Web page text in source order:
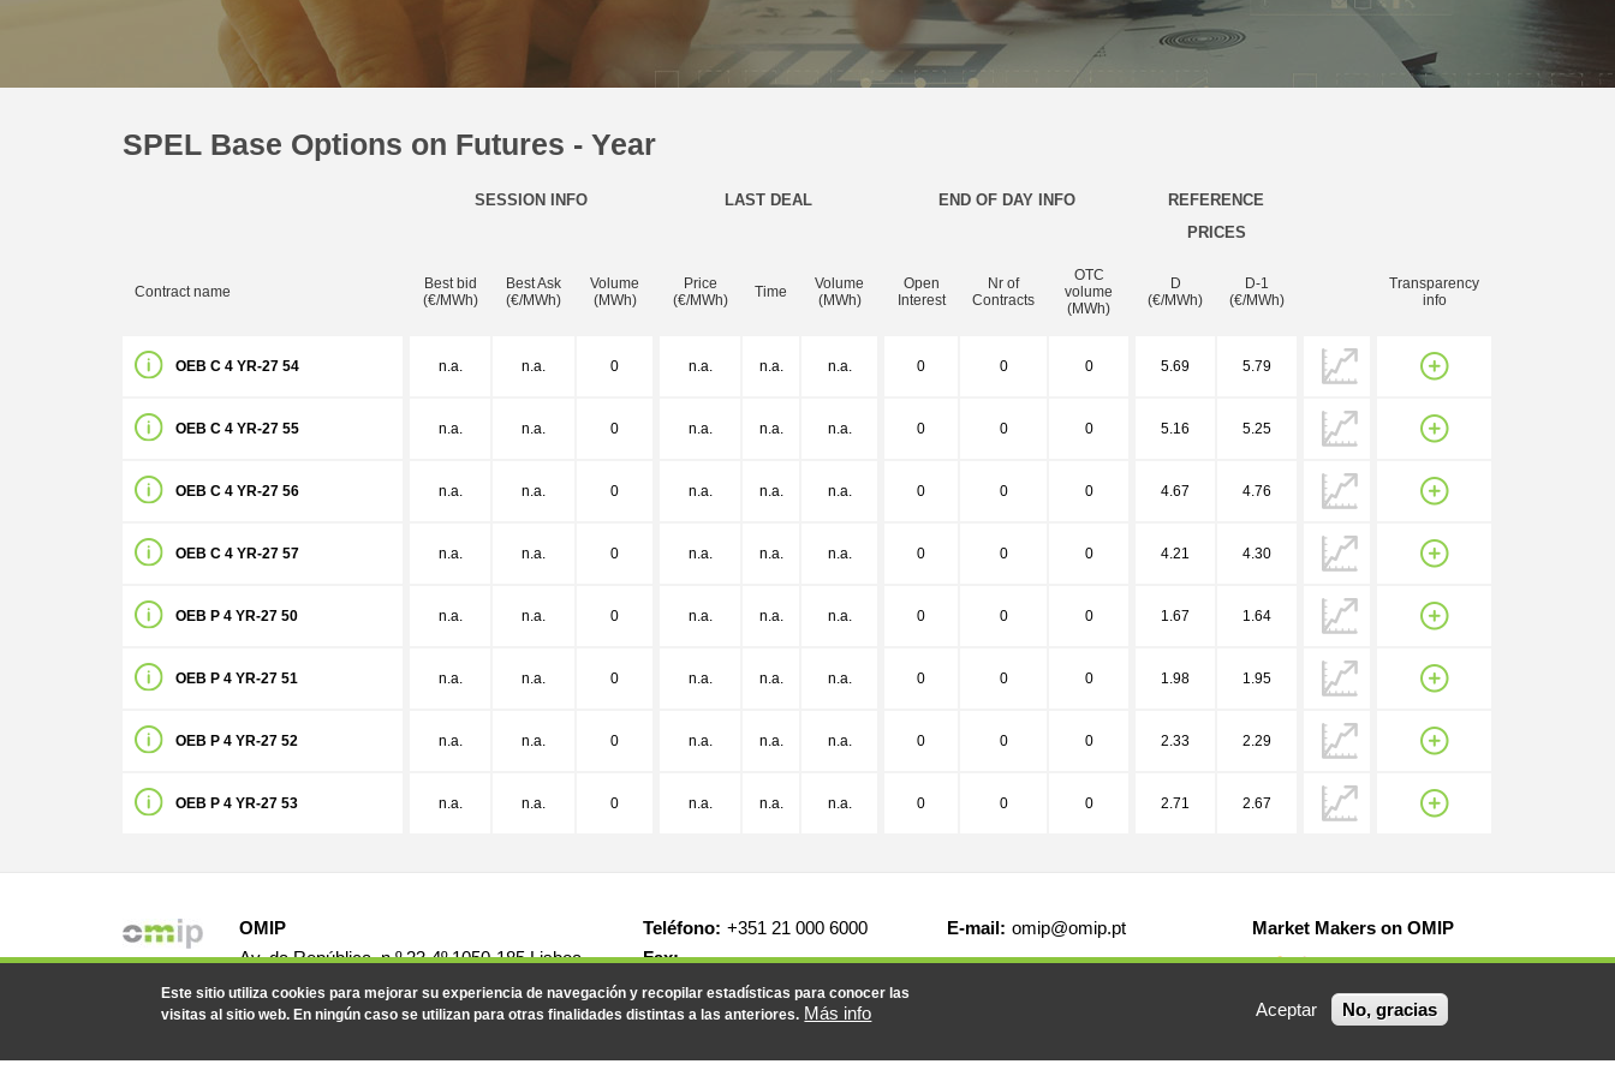
SPEL Base Options on Futures - Year
SESSION INFO LAST DEAL END OF DAY INFO
REFERENCE
PRICES
Contract name
Best bid
(€/MWh)
Best Ask
(€/MWh)
Volume
(MWh)
Price
(€/MWh)
Time
Volume
(MWh)
Open
Interest
Nr of
Contracts
OTC
volume
(MWh)
D
(€/MWh)
D-1
(€/MWh)
Transparency
info
OEB C 4 YR-27 54 n.a. n.a. 0 n.a. n.a. n.a. 0 0 0 5.69 5.79
OEB C 4 YR-27 55 n.a. n.a. 0 n.a. n.a. n.a. 0 0 0 5.16 5.25
OEB C 4 YR-27 56 n.a. n.a. 0 n.a. n.a. n.a. 0 0 0 4.67 4.76
OEB C 4 YR-27 57 n.a. n.a. 0 n.a. n.a. n.a. 0 0 0 4.21 4.30
OEB P 4 YR-27 50 n.a. n.a. 0 n.a. n.a. n.a. 0 0 0 1.67 1.64
OEB P 4 YR-27 51 n.a. n.a. 0 n.a. n.a. n.a. 0 0 0 1.98 1.95
OEB P 4 YR-27 52 n.a. n.a. 0 n.a. n.a. n.a. 0 0 0 2.33 2.29
OEB P 4 YR-27 53 n.a. n.a. 0 n.a. n.a. n.a. 0 0 0 2.71 2.67
OMIP
Av. da República, n.º 23-4º 1050-185 Lisboa
Portugal
Teléfono: +351 21 000 6000
Fax: .
E-mail: omip@omip.pt Market Makers on OMIP
Este sitio utiliza cookies para mejorar su experiencia de navegación y recopilar estadísticas para conocer las
visitas al sitio web. En ningún caso se utilizan para otras finalidades distintas a las anteriores. Más info Aceptar No, gracias